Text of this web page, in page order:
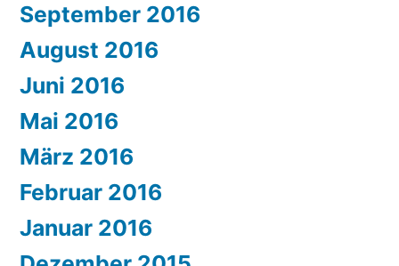
September 2016
August 2016
Juni 2016
Mai 2016
März 2016
Februar 2016
Januar 2016